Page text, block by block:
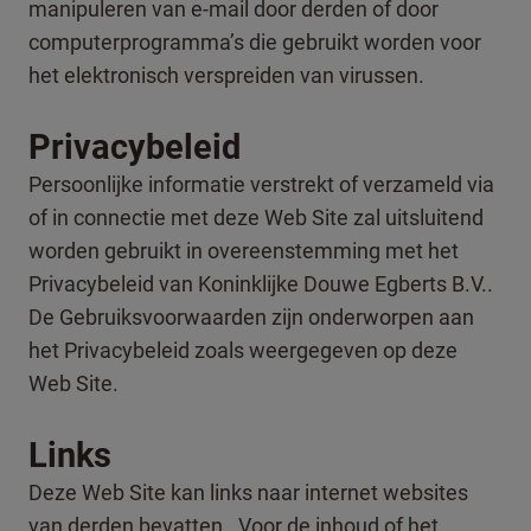
manipuleren van e-mail door derden of door
computerprogramma’s die gebruikt worden voor
het elektronisch verspreiden van virussen.
Privacybeleid
Persoonlijke informatie verstrekt of verzameld via
of in connectie met deze Web Site zal uitsluitend
worden gebruikt in overeenstemming met het
Privacybeleid van Koninklijke Douwe Egberts B.V..
De Gebruiksvoorwaarden zijn onderworpen aan
het Privacybeleid zoals weergegeven op deze
Web Site.
Links
Deze Web Site kan links naar internet websites
van derden bevatten. Voor de inhoud of het